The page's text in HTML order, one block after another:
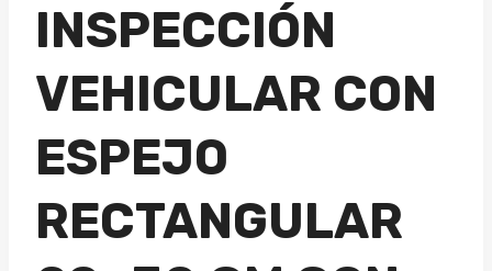
INSPECCIÓN
VEHICULAR CON
ESPEJO
RECTANGULAR